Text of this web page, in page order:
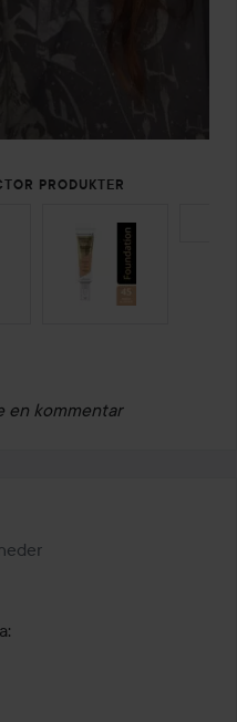
PRODUKTER
en kommentar
blev oprettet 7 måneder